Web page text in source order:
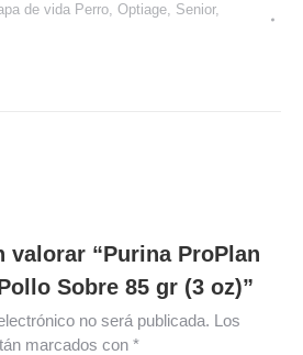
de vida Perro, Optiage, Senior,
valorar “Purina ProPlan
Sobre 85 gr (3 oz)”
no será publicada. Los
marcados con *